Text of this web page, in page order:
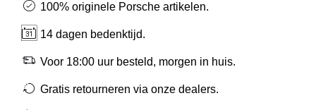
100% originele Porsche artikelen.
14 dagen bedenktijd.
Voor 18:00 uur besteld, morgen in huis.
Gratis retourneren via onze dealers.